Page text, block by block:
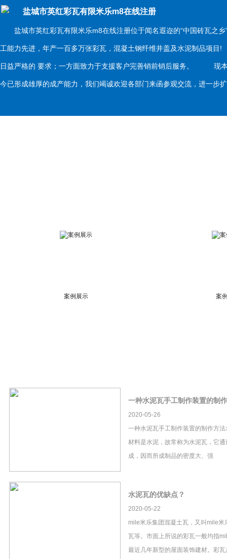
盐城市英红彩瓦有限米乐m8在线注册
盐城市英红彩瓦有限米乐m8在线注册位于闻名遐迩的“中国砖瓦之乡
工能力先进，年产一百多万张彩瓦，混凝土钢纤维井盖及水泥制品项
日益严格的 要求；一方面致力于支援客户完善销前销后服务。 现本
今已形成雄厚的成产能力，我们竭诚欢迎各部门来函参观交流，进一
案例展示 案
一种水泥瓦手工制作装置的制
2020-05-26
一种水泥瓦手工制作装置的制作方
材料是水泥，故常称为水泥瓦，它
成，因而所成制品的密度大、强
水泥瓦的优缺点？
2020-05-22
mile米乐集团混凝土瓦，又叫mile米
瓦等。市面上所说的彩瓦一般均指
最近几年新型的屋面装饰建材。彩